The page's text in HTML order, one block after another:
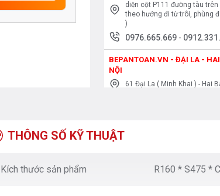
diện cột P111 đường tàu
theo hướng đi từ trôi, phùng
)
0976.665.669 -
BEPANTOAN.VN - ĐẠI LA -
NỘI
61 Đại La ( Minh Khai ) - Hai
XUÂN - HÀ NỘI
THÔNG SỐ KỸ THUẬT
Kích thước sản phẩm R160 * S475 *